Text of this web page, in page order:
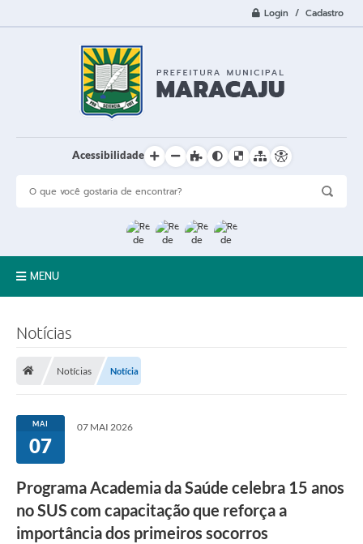
Login / Cadastro
Acessibilidade
MENU
LGPD
Licitações
Transparência
Publicações
Notícias
Notícias Notícia
MAI
07
07 MAI 2026
Programa Academia da Saúde celebra 15 anos
no SUS com capacitação que reforça a
importância dos primeiros socorros